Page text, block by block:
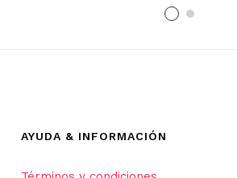
AYUDA & INFORMACIÓN